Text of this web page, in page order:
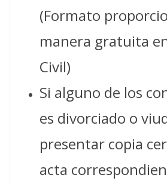
(Formato
manera gratuita
Civil)
Si alguno de los
es divorciado o
presentar copia
acta